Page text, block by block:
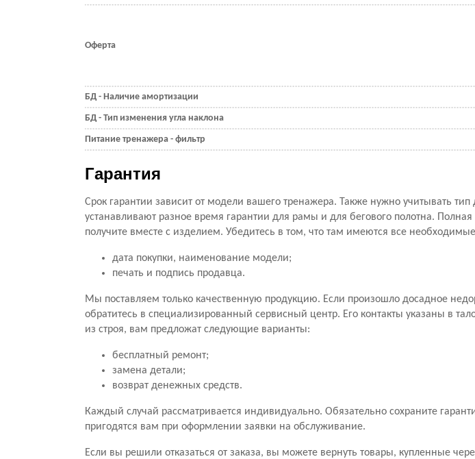
Оферта
БД - Наличие амортизации
БД - Тип изменения угла наклона
Питание тренажера - фильтр
Гарантия
Срок гарантии зависит от модели вашего тренажера. Также нужно учитывать
устанавливают разное время гарантии для рамы и для бегового полотна.
получите вместе с изделием. Убедитесь в том, что там имеются все
дата покупки, наименование модели;
печать и подпись продавца.
Мы поставляем только качественную продукцию. Если произошло досадное
обратитесь в специализированный сервисный центр. Его контакты указаны в
из строя, вам предложат следующие варианты:
бесплатный ремонт;
замена детали;
возврат денежных средств.
Каждый случай рассматривается индивидуально. Обязательно сохраните
пригодятся вам при оформлении заявки на обслуживание.
Если вы решили отказаться от заказа, вы можете вернуть товары, купленные